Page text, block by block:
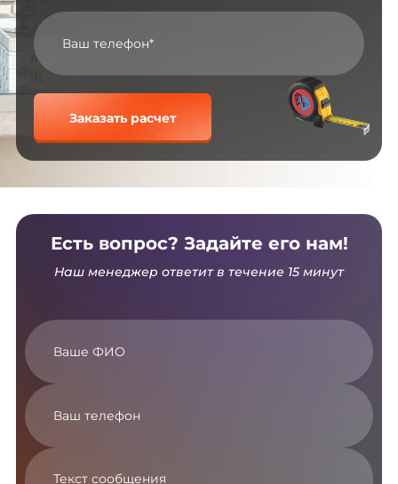
Заказать расчет
Есть вопрос? Задайте его нам!
Наш менеджер ответит в течение 15 минут